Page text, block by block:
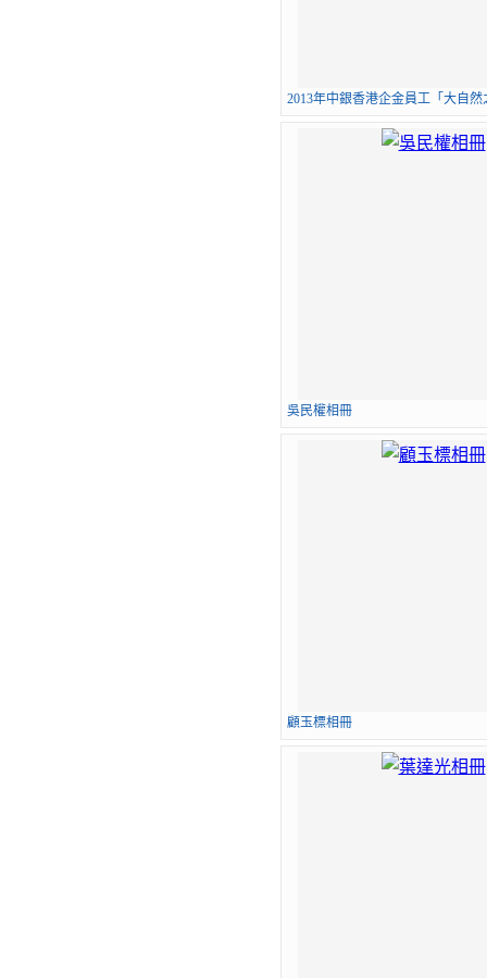
2013年中銀香港企金員工「大自然
吳民權相冊
顧玉標相冊